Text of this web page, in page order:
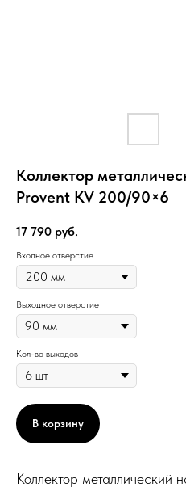
Коллектор
Provent KV 200/90×6
17 790 руб.
Входное отверстие
Выходное отверстие
Кол-во выходов
В корзину
Коллектор металлический